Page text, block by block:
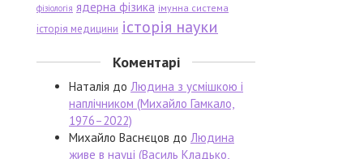
фізіологія ядерна фізика імунна система
історія медицини історія науки
Коментарі
Наталія до Людина з усмішкою і
наплічником (Михайло Гамкало,
1976–2022)
Михайло Васнєцов до Людина
живе в науці (Василь Кладько,